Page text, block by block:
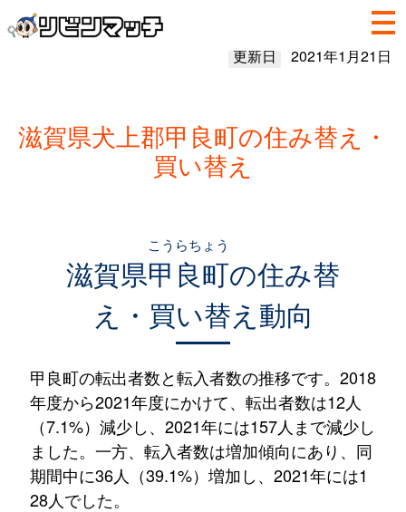
更新日 2021年1月21日
滋賀県犬上郡甲良町の住み替え・
買い替え
滋賀県甲良町
こうらちょう
の住み替
え・買い替え動向
甲良町の転出者数と転入者数の推移です。2018
年度から2021年度にかけて、転出者数は12人
（7.1%）減少し、2021年には157人まで減少し
ました。一方、転入者数は増加傾向にあり、同
期間中に36人（39.1%）増加し、2021年には1
28人でした。